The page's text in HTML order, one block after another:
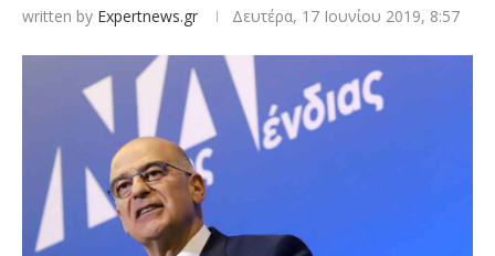
written by Expertnews.gr Δευτέρα, 17 Ιουνίου 2019, 8:57